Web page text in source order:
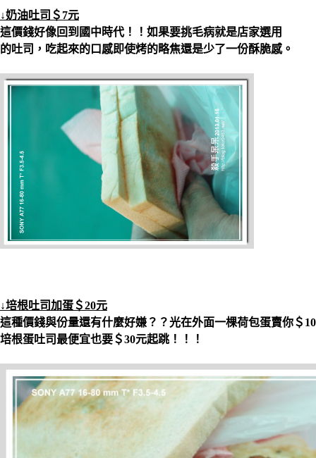
↓奶油吐司＄7元
這價錢好像回到國中時代！！如果要挑毛病就是店家選用
的吐司，吃起來的口感即使烤的略焦還是少了一份酥脆感。
↓培根吐司加蛋＄20元
這種價錢與份量還有什麼好嫌？？光在外面一棵荷包蛋賣你＄
培根蛋吐司最便宜也要＄30元起跳！！！